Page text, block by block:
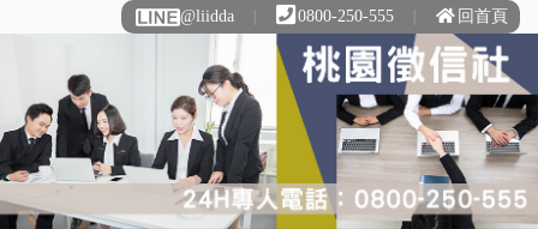
@liidda 0800-250-555 回首頁